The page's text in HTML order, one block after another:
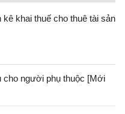
khai thuế cho thuê tài sản
cho người phụ thuộc [Mới